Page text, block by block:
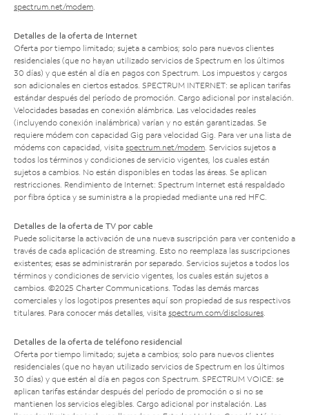
spectrum.net/modem
Detalles de la oferta de Internet
Oferta por tiempo limitado; sujeta a cambios; solo para nuevos clientes
residenciales (que no hayan utilizado servicios de Spectrum en los últimos
30 días) y que estén al día en pagos con Spectrum. Los impuestos y cargos
son adicionales en ciertos estados. SPECTRUM INTERNET: se aplican tarifas
estándar después del período de promoción. Cargo adicional por instalación.
Velocidades basadas en conexión alámbrica. Las velocidades reales
(incluyendo conexión inalámbrica) varían y no están garantizadas. Se
requiere módem con capacidad Gig para velocidad Gig. Para ver una lista de
módems con capacidad, visita spectrum.net/modem . Servicios sujetos a
todos los términos y condiciones de servicio vigentes, los cuales están
sujetos a cambios. No están disponibles en todas las áreas. Se aplican
restricciones. Rendimiento de Internet: Spectrum Internet está respaldado
por fibra óptica y se suministra a la propiedad mediante una red HFC.
Detalles de la oferta de TV por cable
Puede solicitarse la activación de una nueva suscripción para ver contenido a
través de cada aplicación de streaming. Esto no reemplaza las suscripciones
existentes; esas se administrarán por separado. Servicios sujetos a todos los
términos y condiciones de servicio vigentes, los cuales están sujetos a
cambios. ©2025 Charter Communications. Todas las demás marcas
comerciales y los logotipos presentes aquí son propiedad de sus respectivos
titulares. Para conocer más detalles, visita spectrum.com/disclosures
Detalles de la oferta de teléfono residencial
Oferta por tiempo limitado; sujeta a cambios; solo para nuevos clientes
residenciales (que no hayan utilizado servicios de Spectrum en los últimos
30 días) y que estén al día en pagos con Spectrum. SPECTRUM VOICE: se
aplican tarifas estándar después del período de promoción o si no se
mantienen los servicios elegibles. Cargo adicional por instalación. Las